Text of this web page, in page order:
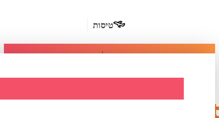
טיסות
מומלץ